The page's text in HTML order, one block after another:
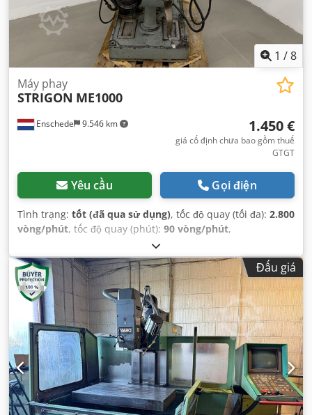
1 /8
Enschede 9.546 km
Máy phay
STRIGON ME1000
1.450 €
giá cố định chưa bao gồm thuế
GTGT
Yêu cầu Gọi điện
Tình trạng: tốt (đã qua sử dụng), tốc độ quay (tối đa): 2.800
vòng/phút, tốc độ quay (phút): 90 vòng/phút,
Đấu giá